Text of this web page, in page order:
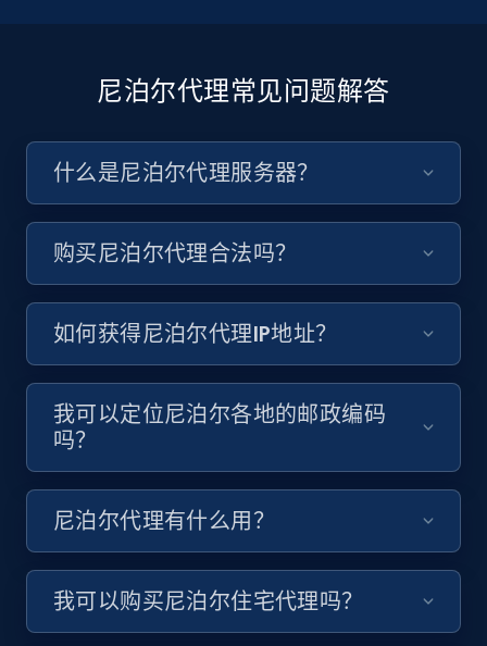
尼泊尔代理常见问题解答
什么是尼泊尔代理服务器？
购买尼泊尔代理合法吗？
如何获得尼泊尔代理IP地址？
我可以定位尼泊尔各地的邮政编码
吗？
尼泊尔代理有什么用？
我可以购买尼泊尔住宅代理吗？